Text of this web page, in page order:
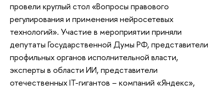
провели круглый стол «Вопросы правового
регулирования и применения нейросетевых
технологий». Участие в мероприятии приняли
депутаты Государственной Думы РФ, представители
профильных органов исполнительной власти,
эксперты в области ИИ, представители
отечественных IT-гигантов – компаний «Яндекс»,